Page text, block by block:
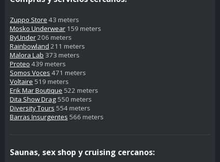
Zuppo Store 43 meters
Mosko Underwear 159 meters
ByUnder206 meters
Rainbowland 211 meters
Malora Lab 373 meters
Proteo 439 meters
Somos Voces 471 meters
Voltaire 519 meters
Erik Mar Boutique 522 meters
Dita Show Drag 550 meters
Diversity Tours 554 meters
Barras Insurgentes 566 meters
Saunas, sex shop y cruising cercanos: